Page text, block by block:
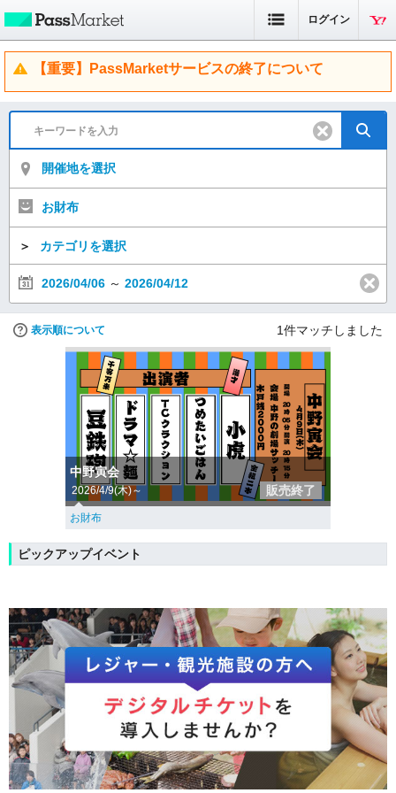
ログイン
【重要】PassMarketサービスの終了について
開催地を選択
お財布
＞ カテゴリを選択
2026/04/06 ～ 2026/04/12
表示順について 1件マッチしました
中野寅会
2026/4/9(木)～ 販売終了
お財布
ピックアップイベント